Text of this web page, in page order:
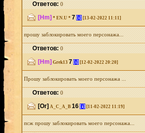
Ответов:0
[Hm] * EN.U * 7 [i] [13-02-2022 11:11]
прошу заблокировать моего персонажа...
Ответов:0
[Hm] Grek13 7 [i] [12-02-2022 20:20]
Прошу заблокировать моего персонажа ...
Ответов:0
[Or] A_C_A_B 16 [i] [11-02-2022 11:19]
псж прошу заблокировать моего персонажа...